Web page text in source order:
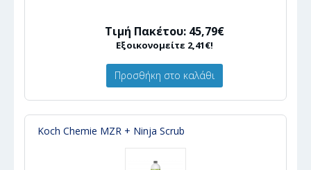
Τιμή Πακέτου: 45,79€
Εξοικονομείτε 2,41€!
Προσθήκη στο καλάθι
Koch Chemie MZR + Ninja Scrub